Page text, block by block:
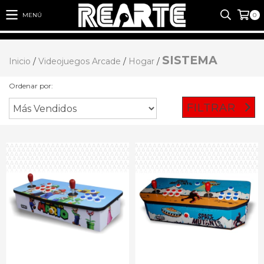
MENÚ 0
Inicio / Videojuegos Arcade / Hogar / SISTEMA
Ordenar por:
FILTRAR